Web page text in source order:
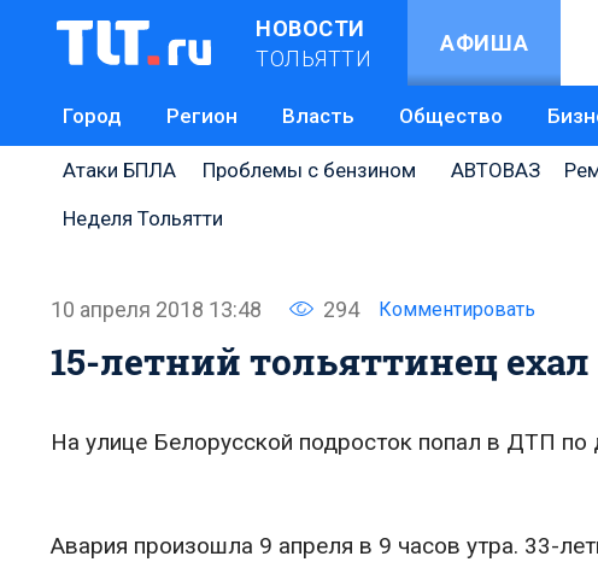
НОВОСТИ
ТОЛЬЯТТИ
АФИША
Город Регион Власть Общество
Атаки БПЛА Проблемы с бензином АВТОВАЗ
Неделя Тольятти
10 апреля 2018 13:48 294 Комментировать
15-летний тольяттинец
На улице Белорусской подросток попал в ДТП по
Авария произошла 9 апреля в 9 часов утра. 33-